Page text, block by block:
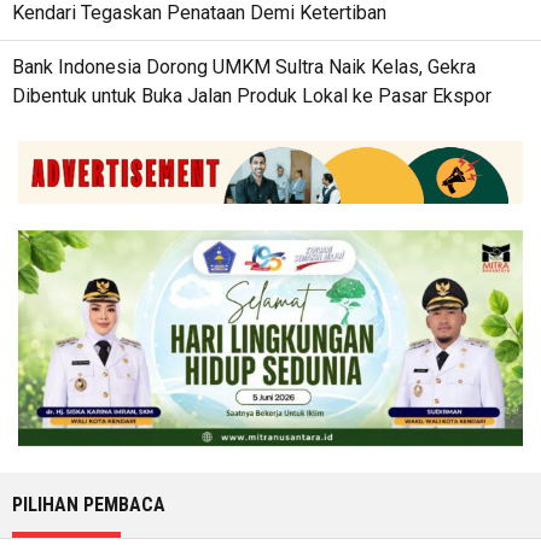
Kendari Tegaskan Penataan Demi Ketertiban
Bank Indonesia Dorong UMKM Sultra Naik Kelas, Gekra
Dibentuk untuk Buka Jalan Produk Lokal ke Pasar Ekspor
PILIHAN PEMBACA